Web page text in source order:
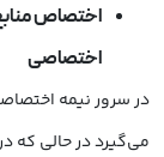
اختصاص
اختصاصی
در سرور نیمه
می‌گیرد در حالی که